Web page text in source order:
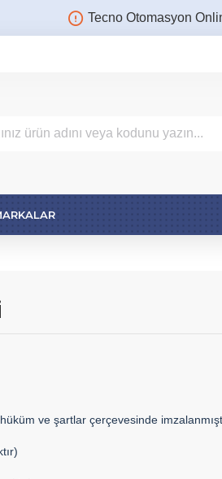
Tecno Otomasyon
ve şartlar çerçevesinde